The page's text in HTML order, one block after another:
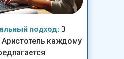
подход: В
каждому